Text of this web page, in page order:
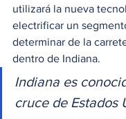
utilizará la nueva
electrificar un
determinar de la
dentro de Indiana.
Indiana es
cruce de Estados